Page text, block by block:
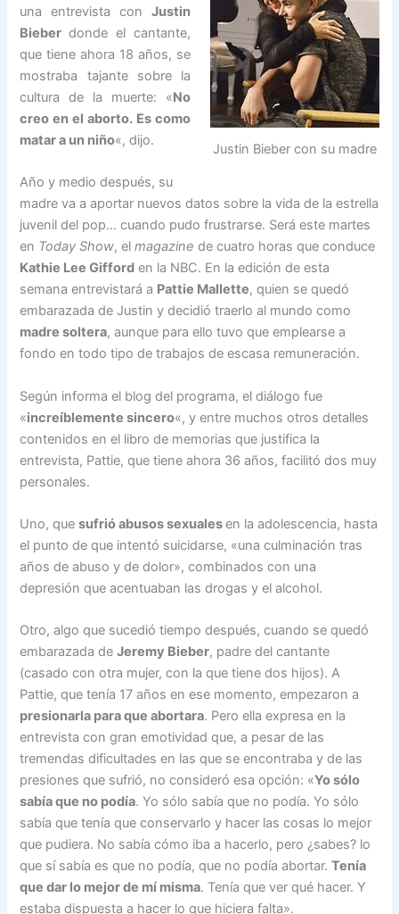
Justin Bieber con su madre
una entrevista con Justin
Bieberdonde el cantante,
que tiene ahora 18 años, se
mostraba tajante sobre la
cultura de la muerte: «No
creo en el aborto. Es como
matar a un niño«, dijo.
Año y medio después, su
madre va a aportar nuevos datos sobre la vida de la estrella
juvenil del pop… cuando pudo frustrarse. Será este martes
en Today Show, elmagazinede cuatro horas que conduce
Kathie Lee Gifford en la NBC. En la edición de esta
semana entrevistará a Pattie Mallette, quien se quedó
embarazada de Justin y decidió traerlo al mundo como
madre soltera, aunque para ello tuvo que emplearse a
fondo en todo tipo de trabajos de escasa remuneración.
Según informa el blog del programa, el diálogo fue
«increíblemente sincero«, y entre muchos otros detalles
contenidos en el libro de memorias que justifica la
entrevista, Pattie, que tiene ahora 36 años, facilitó dos muy
personales.
Uno, quesufrió abusos sexualesen la adolescencia, hasta
el punto de que intentó suicidarse, «una culminación tras
años de abuso y de dolor», combinados con una
depresión que acentuaban las drogas y el alcohol.
Otro, algo que sucedió tiempo después, cuando se quedó
embarazada deJeremy Bieber, padre del cantante
(casado con otra mujer, con la que tiene dos hijos). A
Pattie, que tenía 17 años en ese momento, empezaron a
presionarla para que abortara. Pero ella expresa en la
entrevista con gran emotividad que, a pesar de las
tremendas dificultades en las que se encontraba y de las
presiones que sufrió, no consideró esa opción: «Yo sólo
sabía que no podía. Yo sólo sabía que no podía. Yo sólo
sabía que tenía que conservarlo y hacer las cosas lo mejor
que pudiera. No sabía cómo iba a hacerlo, pero ¿sabes? lo
que sí sabía es que no podía, que no podía abortar.Tenía
que dar lo mejor de mí misma. Tenía que ver qué hacer. Y
estaba dispuesta a hacer lo que hiciera falta».